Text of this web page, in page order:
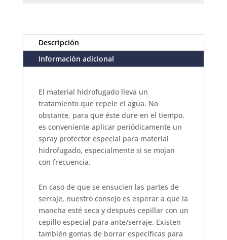
Descripción
Información adicional
El material hidrofugado lleva un
tratamiento que repele el agua. No
obstante, para que éste dure en el tiempo,
es conveniente aplicar periódicamente un
spray protector especial para material
hidrofugado, especialmente si se mojan
con frecuencia.
En caso de que se ensucien las partes de
serraje, nuestro consejo es esperar a que la
mancha esté seca y después cepillar con un
cepillo especial para ante/serraje. Existen
también gomas de borrar específicas para